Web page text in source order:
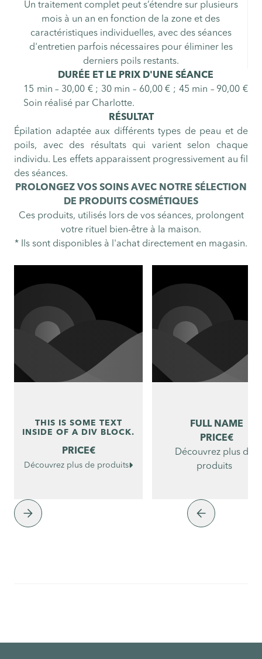
Un traitement complet peut s’étendre sur plusieurs
mois à un an en fonction de la zone et des
caractéristiques individuelles, avec des séances
d'entretien parfois nécessaires pour éliminer les
derniers poils restants.
DURÉE ET LE PRIX D'UNE SÉANCE
15 min – 30,00 € ; 30 min – 60,00 € ; 45 min – 90,00 €
Soin réalisé par Charlotte.
RÉSULTAT
Épilation adaptée aux différents types de peau et de
poils, avec des résultats qui varient selon chaque
individu. Les effets apparaissent progressivement au fil
des séances.
PROLONGEZ VOS SOINS AVEC NOTRE SÉLECTION
DE PRODUITS COSMÉTIQUES
Ces produits, utilisés lors de vos séances, prolongent
votre rituel bien-être à la maison.
* Ils sont disponibles à l'achat directement en magasin.
THIS IS SOME TEXT
INSIDE OF A DIV BLOCK.
PRICE€
Découvrez plus de produits
FULL NAME
PRICE€
Découvrez plus de
produits